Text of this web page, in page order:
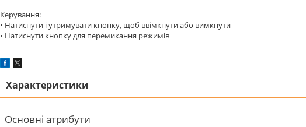
Керування:
• Натиснути і утримувати кнопку, щоб ввімкнути або вимкнути
• Натиснути кнопку для перемикання режимів
Характеристики
Основні атрибути